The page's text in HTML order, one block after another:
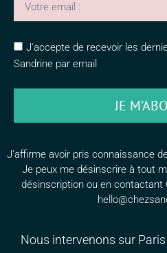
J'accepte de recevoir les
Sandrine par email
JE
J’affirme avoir pris connaissance
Je peux me désinscrire à tout
désinscription ou en contactant
Nous intervenons sur